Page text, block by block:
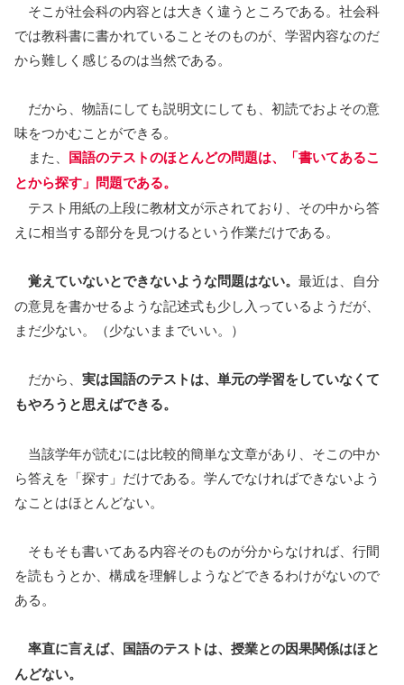
そこが社会科の内容とは大きく違うところである。社会科
では教科書に書かれていることそのものが、学習内容なのだ
から難しく感じるのは当然である。
だから、物語にしても説明文にしても、初読でおよその意
味をつかむことができる。
また、 国語のテストのほとんどの問題は、「書いてあるこ
とから探す」問題である。
テスト用紙の上段に教材文が示されており、その中から答
えに相当する部分を見つけるという作業だけである。
覚えていないとできないような問題はない。 最近は、自分
の意見を書かせるような記述式も少し入っているようだが、
まだ少ない。（少ないままでいい。）
だから、 実は国語のテストは、単元の学習をしていなくて
もやろうと思えばできる。
当該学年が読むには比較的簡単な文章があり、そこの中か
ら答えを「探す」だけである。学んでなければできないよう
なことはほとんどない。
そもそも書いてある内容そのものが分からなければ、行間
を読もうとか、構成を理解しようなどできるわけがないので
ある。
率直に言えば、国語のテストは、授業との因果関係はほと
んどない。